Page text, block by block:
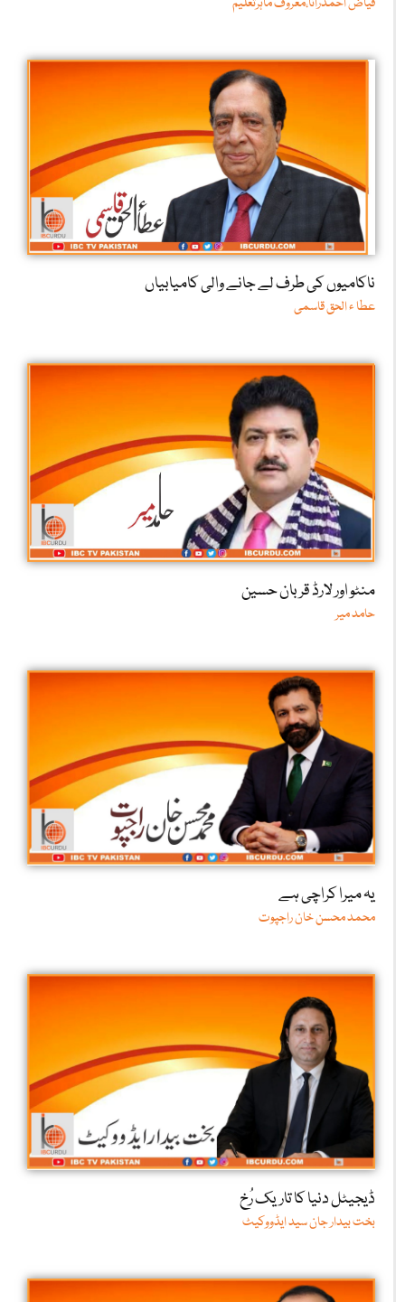
ناکامیوں کی طرف لے جانے والی کامیابیاں
عطا ء الحق قاسمی
منٹو اور لارڈ قربان حسین
حامد میر
یہ میرا کراچی ہے
محمد محسن خان راجپوت
ڈیجیٹل دنیا کا تاریک رُخ
بخت بیدار جان سید ایڈووکیٹ